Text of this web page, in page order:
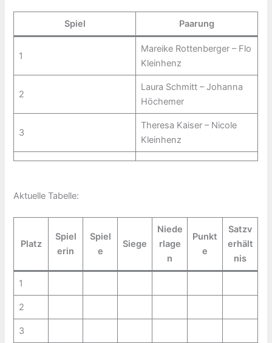
Spiel Paarung
1
Mareike Rottenberger – Flo
Kleinhenz
2
Laura Schmitt – Johanna
Höchemer
3
Theresa Kaiser – Nicole
Kleinhenz
Aktuelle Tabelle:
Platz
Spiel
erin
Spiel
e
Siege
Niede
rlage
n
Punkt
e
Satzv
erhält
nis
1
2
3